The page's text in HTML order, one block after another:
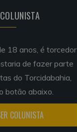
18 anos, é torcedor
de fazer parte
do Torcidabahia,
botão abaixo.
COLUNISTA